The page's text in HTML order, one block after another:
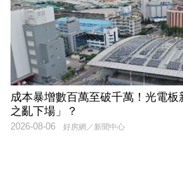
成本暴增數百萬至破千萬！光電
之亂下場」？
好房網／新聞中心
2026-08-06